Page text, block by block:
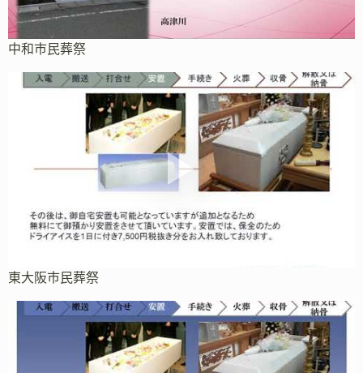
中和市民葬祭
東大阪市民葬祭